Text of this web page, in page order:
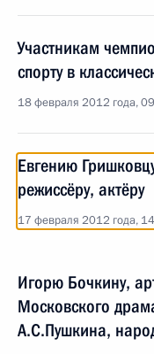
Участникам
спорту в
18 февраля 2012 года,
Евгению
режиссёру, актёру
17 февраля 2012 года,
Игорю Бочкину,
Московского
А.С.Пушкина,